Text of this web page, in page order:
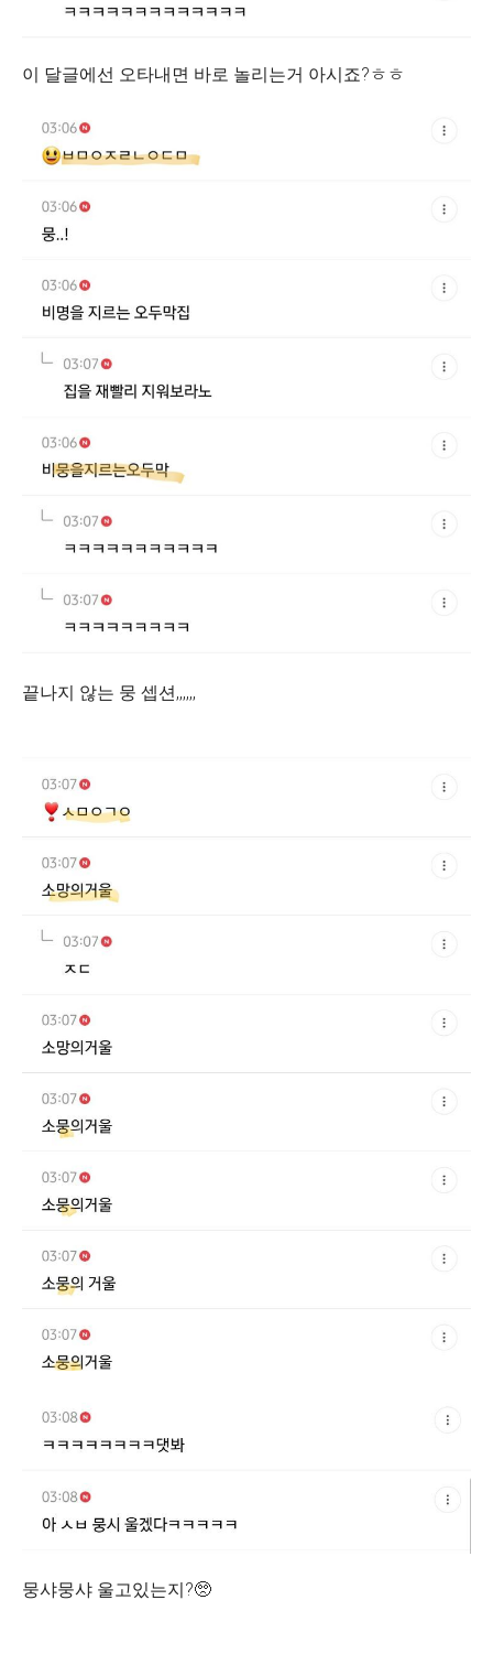
이 달글에선 오타내면 바로 놀리는거 아시죠?ㅎㅎ
끝나지 않는 뭉 셉션,,,,,,
뭉샤뭉샤 울고있는지?🥺